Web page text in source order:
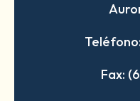
tab
Fax: